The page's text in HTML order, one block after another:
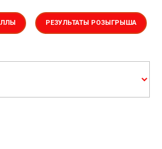
РЕЗУЛЬТАТЫ РОЗЫГРЫША